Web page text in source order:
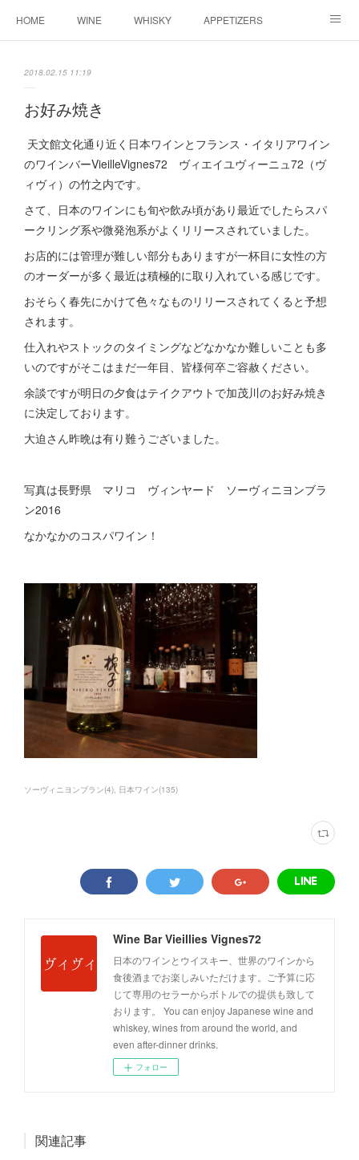
HOME WINE WHISKY APPETIZERS
2018.02.15 11:19
お好み焼き
天文館文化通り近く日本ワインとフランス・イタリアワイン
のワインバーVieilleVignes72 ヴィエイユヴィーニュ72（ヴ
ィヴィ）の竹之内です。
さて、日本のワインにも旬や飲み頃があり最近でしたらスパ
ークリング系や微発泡系がよくリリースされていました。
お店的には管理が難しい部分もありますが一杯目に女性の方
のオーダーが多く最近は積極的に取り入れている感じです。
おそらく春先にかけて色々なものリリースされてくると予想
されます。
仕入れやストックのタイミングなどなかなか難しいことも多
いのですがそこはまだ一年目、皆様何卒ご容赦ください。
余談ですが明日の夕食はテイクアウトで加茂川のお好み焼き
に決定しております。
大迫さん昨晩は有り難うございました。
写真は長野県 マリコ ヴィンヤード ソーヴィニヨンブラ
ン2016
なかなかのコスパワイン！
ソーヴィニヨンブラン(4) 日本ワイン(135)
Wine Bar Vieillies Vignes72
日本のワインとウイスキー、世界のワインから
食後酒までお楽しみいただけます。ご予算に応
じて専用のセラーからボトルでの提供も致して
おります。 You can enjoy Japanese wine and
whiskey, wines from around the world, and
even after-dinner drinks.
フォロー
関連記事